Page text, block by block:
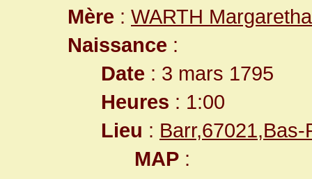
Mère : WARTH Margaretha
Naissance :
Date : 3 mars 1795
Heures : 1:00
Lieu :
MAP :